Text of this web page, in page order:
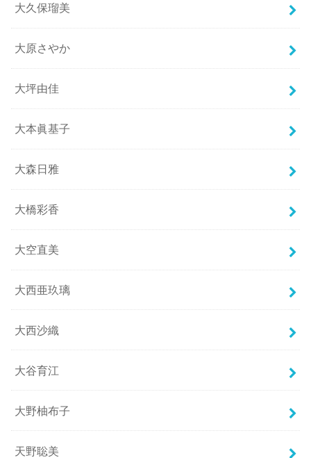
大久保瑠美
大原さやか
大坪由佳
大本眞基子
大森日雅
大橋彩香
大空直美
大西亜玖璃
大西沙織
大谷育江
大野柚布子
天野聡美